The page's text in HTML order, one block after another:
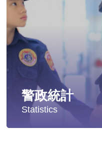
警政統計
Statistics